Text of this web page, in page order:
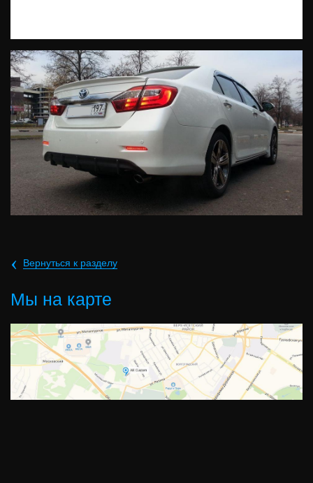
‹ Вернуться к разделу
Мы на карте